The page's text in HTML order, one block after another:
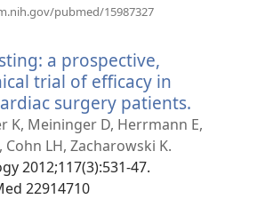
pubmed/15987327
a prospective,
trial of efficacy in
surgery patients.
νέο
K, Meininger D, Herrmann E,
LH, Zacharowski K.
2012;117(3):531-47.
22914710